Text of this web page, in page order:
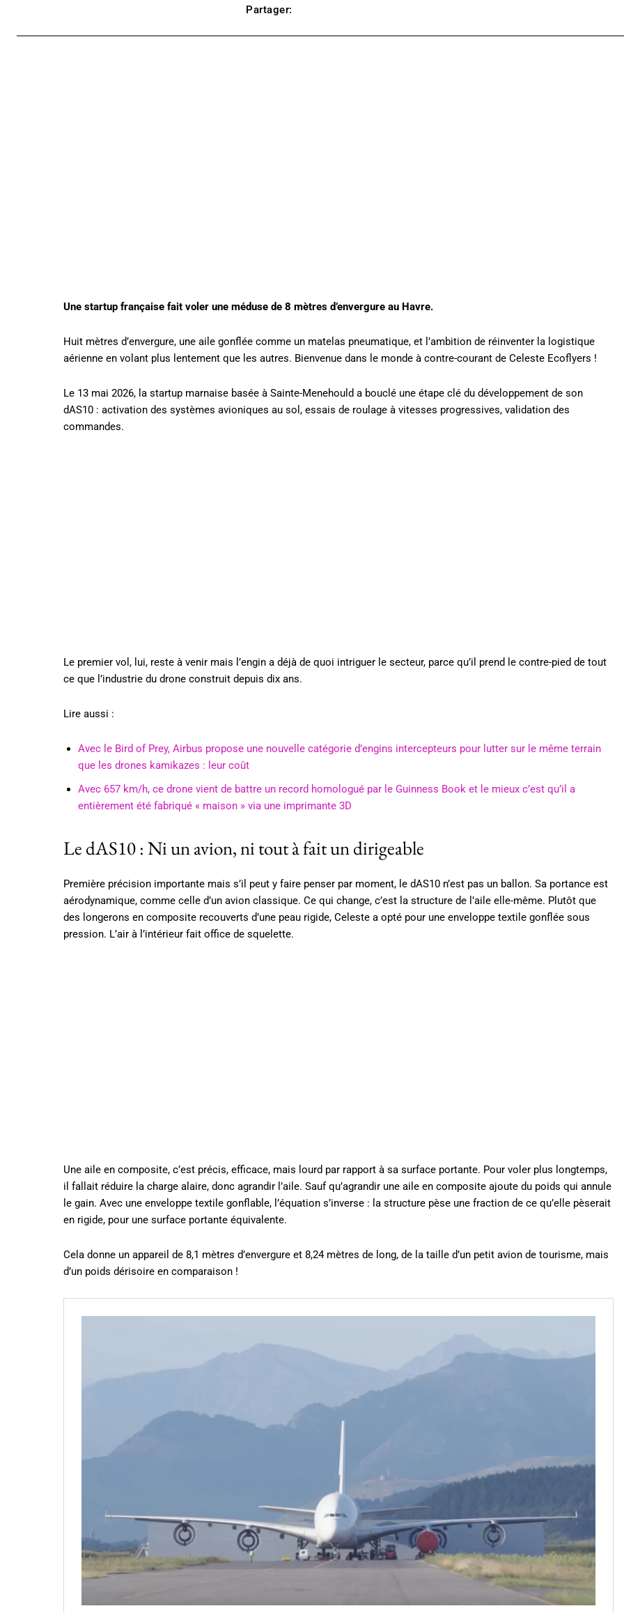
Partager:
Une startup française fait voler une méduse de 8 mètres d’envergure au Havre.
Huit mètres d’envergure, une aile gonflée comme un matelas pneumatique, et l’ambition de réinventer la logistique
aérienne en volant plus lentement que les autres. Bienvenue dans le monde à contre-courant de Celeste Ecoflyers !
Le 13 mai 2026, la startup marnaise basée à Sainte-Menehould a bouclé une étape clé du développement de son
dAS10 : activation des systèmes avioniques au sol, essais de roulage à vitesses progressives, validation des
commandes.
Le premier vol, lui, reste à venir mais l’engin a déjà de quoi intriguer le secteur, parce qu’il prend le contre-pied de tout
ce que l’industrie du drone construit depuis dix ans.
Lire aussi :
Avec le Bird of Prey, Airbus propose une nouvelle catégorie d’engins intercepteurs pour lutter sur le même terrain
que les drones kamikazes : leur coût
Avec 657 km/h, ce drone vient de battre un record homologué par le Guinness Book et le mieux c’est qu’il a
entièrement été fabriqué « maison » via une imprimante 3D
Le dAS10 : Ni un avion, ni tout à fait un dirigeable
Première précision importante mais s’il peut y faire penser par moment, le dAS10 n’est pas un ballon. Sa portance est
aérodynamique, comme celle d’un avion classique. Ce qui change, c’est la structure de l’aile elle-même. Plutôt que
des longerons en composite recouverts d’une peau rigide, Celeste a opté pour une enveloppe textile gonflée sous
pression. L’air à l’intérieur fait office de squelette.
Une aile en composite, c’est précis, efficace, mais lourd par rapport à sa surface portante. Pour voler plus longtemps,
il fallait réduire la charge alaire, donc agrandir l’aile. Sauf qu’agrandir une aile en composite ajoute du poids qui annule
le gain. Avec une enveloppe textile gonflable, l’équation s’inverse : la structure pèse une fraction de ce qu’elle pèserait
en rigide, pour une surface portante équivalente.
Cela donne un appareil de 8,1 mètres d’envergure et 8,24 mètres de long, de la taille d’un petit avion de tourisme, mais
d’un poids dérisoire en comparaison !